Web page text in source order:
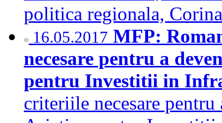
politica regionala,
16.05.2017 MFP:
necesare pentru a
pentru Investitii in
criteriile necesare